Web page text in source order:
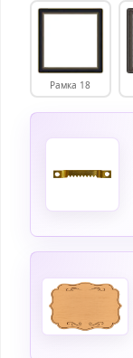
Рамка 18